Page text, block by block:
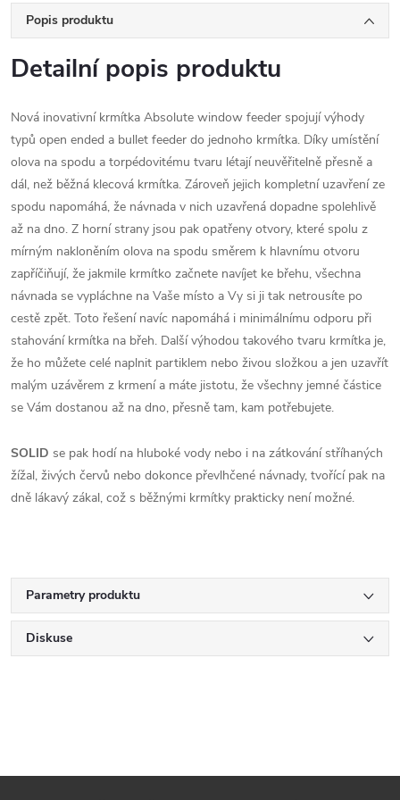
Popis produktu
Detailní popis produktu
Nová inovativní krmítka Absolute window feeder spojují výhody
typů open ended a bullet feeder do jednoho krmítka. Díky umístění
olova na spodu a torpédovitému tvaru létají neuvěřitelně přesně a
dál, než běžná klecová krmítka. Zároveň jejich kompletní uzavření ze
spodu napomáhá, že návnada v nich uzavřená dopadne spolehlivě
až na dno. Z horní strany jsou pak opatřeny otvory, které spolu z
mírným nakloněním olova na spodu směrem k hlavnímu otvoru
zapříčiňují, že jakmile krmítko začnete navíjet ke břehu, všechna
návnada se vypláchne na Vaše místo a Vy si ji tak netrousíte po
cestě zpět. Toto řešení navíc napomáhá i minimálnímu odporu při
stahování krmítka na břeh. Další výhodou takového tvaru krmítka je,
že ho můžete celé naplnit partiklem nebo živou složkou a jen uzavřít
malým uzávěrem z krmení a máte jistotu, že všechny jemné částice
se Vám dostanou až na dno, přesně tam, kam potřebujete.
SOLID se pak hodí na hluboké vody nebo i na zátkování stříhaných
žížal, živých červů nebo dokonce převlhčené návnady, tvořící pak na
dně lákavý zákal, což s běžnými krmítky prakticky není možné.
Parametry produktu
Diskuse